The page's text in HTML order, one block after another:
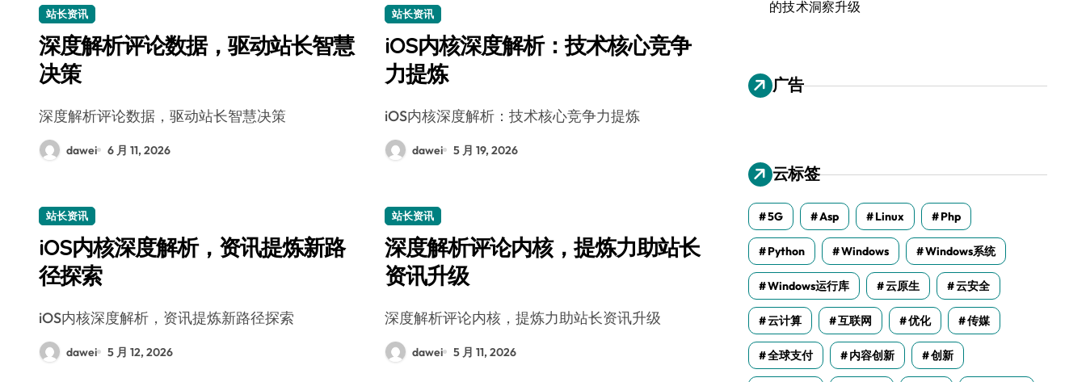
站长资讯
深度解析评论数据，驱动站长智慧
决策
深度解析评论数据，驱动站长智慧决策
dawei 6 月 11, 2026
站长资讯
iOS内核深度解析：技术核心竞争
力提炼
iOS内核深度解析：技术核心竞争力提炼
dawei 5 月 19, 2026
站长资讯
iOS内核深度解析，资讯提炼新路
径探索
iOS内核深度解析，资讯提炼新路径探索
dawei 5 月 12, 2026
站长资讯
深度解析评论内核，提炼力助站长
资讯升级
深度解析评论内核，提炼力助站长资讯升级
dawei 5 月 11, 2026
的技术洞察升级
广告
云标签
5G Asp Linux Php
Python Windows Windows系统
Windows运行库 云原生 云安全
云计算 互联网 优化 传媒
全球支付 内容创新 创新